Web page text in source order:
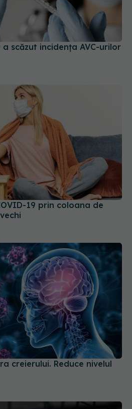
a scăzut incidența AVC-urilor
19 prin coloana de
creierului. Reduce nivelul